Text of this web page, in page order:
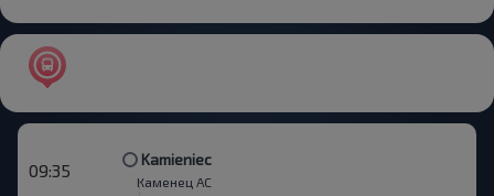
09:35
Kamieniec
Каменец АС